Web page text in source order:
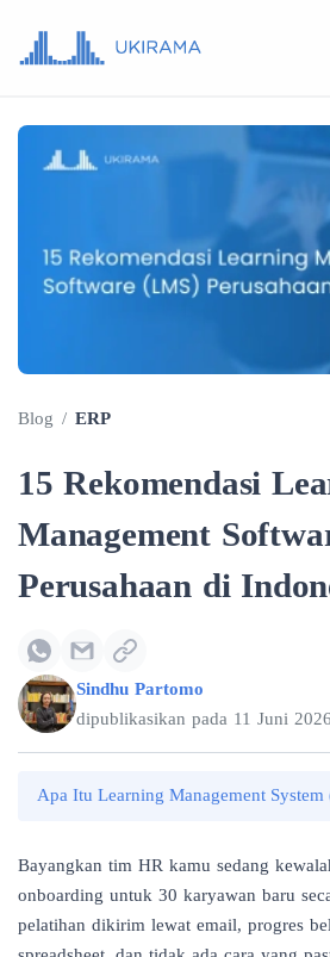
Blog / ERP
15 Rekomendasi
Management
Perusahaan di
Sindhu Partomo
dipublikasikan pada 11 Juni 2026
Apa Itu Learning Management System
Bayangkan tim HR kamu sedang
onboarding untuk 30 karyawan baru
pelatihan dikirim lewat email, progres